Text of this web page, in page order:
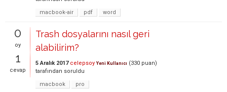
macbook-air
pdf word
0
oy
1
cevap
Trash dosyalarını nasıl geri
alabilirim?
5 Aralık 2017 celepsoy Yeni Kullanıcı (330 puan)
tarafından soruldu
macbook
pro